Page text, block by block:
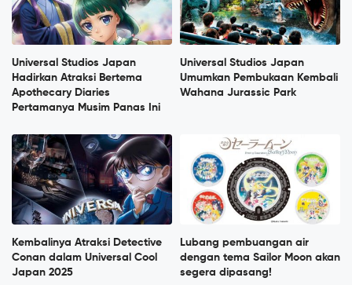
Universal Studios Japan
Hadirkan Atraksi Bertema
Apothecary Diaries
Pertamanya Musim Panas Ini
Universal Studios Japan
Umumkan Pembukaan Kembali
Wahana Jurassic Park
Kembalinya Atraksi Detective
Conan dalam Universal Cool
Japan 2025
Lubang pembuangan air
dengan tema Sailor Moon akan
segera dipasang!